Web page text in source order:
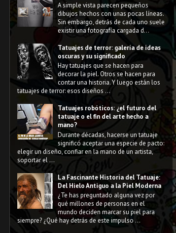
A simple vista parecen pequeños
dibujos hechos con unas pocas líneas.
Sin embargo, detrás de cada uno suele
existir una fotografía cargada d...
Tatuajes de terror: galería de ideas
oscuras y su significado
Hay tatuajes que se hacen para
decorar la piel. Otros se hacen para
contar una historia. Y luego están los
tatuajes de terror: esos diseños ...
Tatuajes robóticos: ¿el futuro del
tatuaje o el fin del arte hecho a
mano?
Durante décadas, hacerse un tatuaje
significó aceptar una especie de pacto:
elegir un diseño, confiar en la mano de un artista,
soportar el ...
La Fascinante Historia del Tatuaje:
Del Hielo Antiguo a la Piel Moderna
¿Te has preguntado alguna vez por
qué millones de personas en el
mundo deciden marcar su piel para
siempre? ¿Qué hay detrás de este impulso ...